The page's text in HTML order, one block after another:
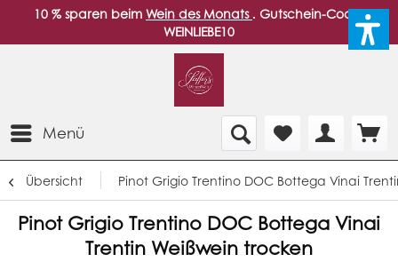
10 % sparen beim Wein des Monats . Gutschein-Code:
WEINLIEBE10
Menü
Übersicht Pinot Grigio Trentino DOC Bottega Vinai
Pinot Grigio Trentino DOC Bottega Vinai
Trentin Weißwein trocken